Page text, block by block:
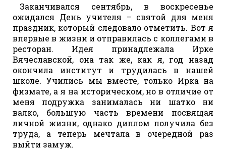
Заканчивался сентябрь, в воскресенье
ожидался День учителя – святой для меня
праздник, который следовало отметить. Вот я
впервые в жизни и отправилась с коллегами в
ресторан. Идея принадлежала Ирке
Вячеславской, она так же, как я, год назад
окончила институт и трудилась в нашей
школе. Учились мы вместе, только Ирка на
физмате, а я на историческом, но в отличие от
меня подружка занималась ни шатко ни
валко, большую часть времени посвящая
личной жизни, однако диплом получила без
труда, а теперь мечтала в очередной раз
выйти замуж.